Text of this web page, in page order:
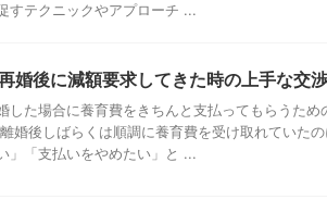
すテクニックやアプローチ ...
婚後に減額要求してきた時の上手な交
した場合に養育費をきちんと支払ってもらうため
婚後しばらくは順調に養育費を受け取れていた
」「支払いをやめたい」と ...